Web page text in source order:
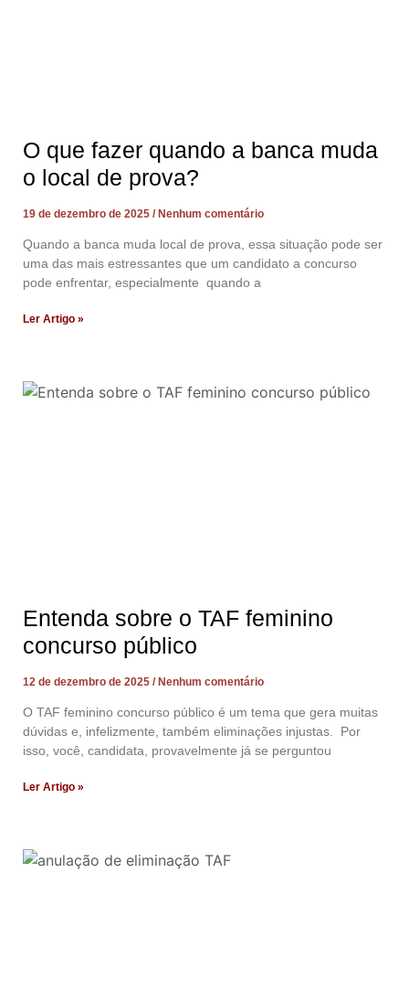
O que fazer quando a banca muda
o local de prova?
19 de dezembro de 2025 Nenhum comentário
Quando a banca muda local de prova, essa situação pode ser
uma das mais estressantes que um candidato a concurso
pode enfrentar, especialmente quando a
Ler Artigo »
Entenda sobre o TAF feminino
concurso público
12 de dezembro de 2025 Nenhum comentário
O TAF feminino concurso público é um tema que gera muitas
dúvidas e, infelizmente, também eliminações injustas. Por
isso, você, candidata, provavelmente já se perguntou
Ler Artigo »